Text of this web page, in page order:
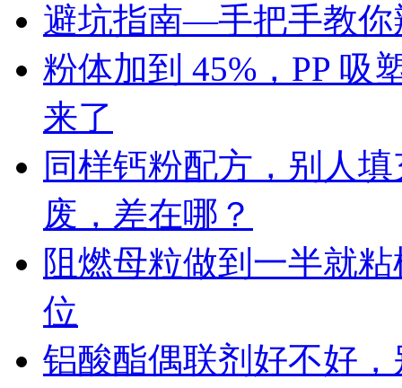
避坑指南—手把手教你
粉体加到 45%，PP 吸
来了
同样钙粉配方，别人
废，差在哪？
阻燃母粒做到一半就
位
铝酸酯偶联剂好不好